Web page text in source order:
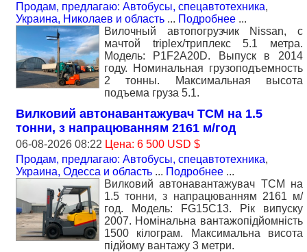
Продам, предлагаю: Автобусы, спецавтотехника,
Украина, Николаев и область ... Подробнее ...
Вилочный автопогрузчик Nissan, с
мачтой triplex/триплекс 5.1 метра.
Модель: P1F2A20D. Выпуск в 2014
году. Номинальная грузоподъемность
2 тонны. Максимальная высота
подъема груза 5.1.
Вилковий автонавантажувач TCM на 1.5
тонни, з напрацюванням 2161 м/год
06-08-2026 08:22 Цена: 6 500 USD $
Продам, предлагаю: Автобусы, спецавтотехника,
Украина, Одесса и область ... Подробнее ...
Вилковий автонавантажувач TCM на
1.5 тонни, з напрацюванням 2161 м/
год. Модель: FG15C13. Рік випуску
2007. Номінальна вантажопідйомність
1500 кілограм. Максимальна висота
підйому вантажу 3 метри.